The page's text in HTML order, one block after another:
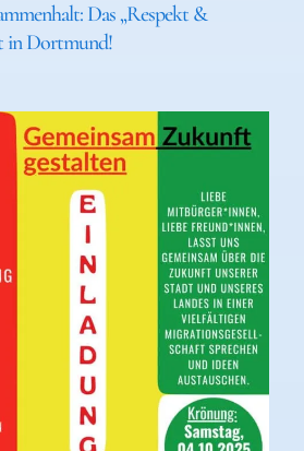
Das „Respekt &
in Dortmund!